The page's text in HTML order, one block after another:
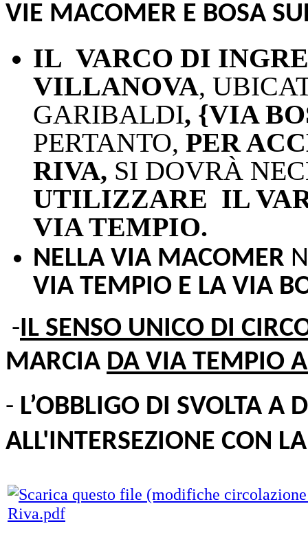
VIE MACOMER E BOSA
IL VARCO DI
VILLANOVA,
GARIBALDI, {VIA
PERTANTO, PER
RIVA, SI DOVRÀ
UTILIZZARE IL
VIA TEMPIO.
NELLA VIA MACOMER
VIA TEMPIO E LA VIA
-IL SENSO UNICO DI
MARCIA DA VIA TEMPIO
- L’OBBLIGO DI SVOLTA A
ALL'INTERSEZIONE CON
Riva.pdf